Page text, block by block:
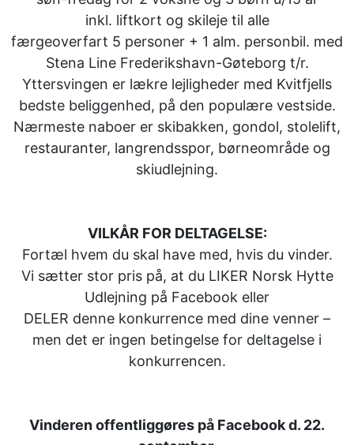
inkl. liftkort og skileje til alle
færgeoverfart 5 personer + 1 alm. personbil. med
Stena Line Frederikshavn-Gøteborg t/r.
Yttersvingen er lækre lejligheder med Kvitfjells
bedste beliggenhed, på den populære vestside.
Nærmeste naboer er skibakken, gondol, stolelift,
restauranter, langrendsspor, børneområde og
skiudlejning.
VILKÅR FOR DELTAGELSE:
Fortæl hvem du skal have med, hvis du vinder.
Vi sætter stor pris på, at du LIKER Norsk Hytte
Udlejning på Facebook eller
DELER denne konkurrence med dine venner –
men det er ingen betingelse for deltagelse i
konkurrencen.
Vinderen offentliggøres på Facebook d. 22.